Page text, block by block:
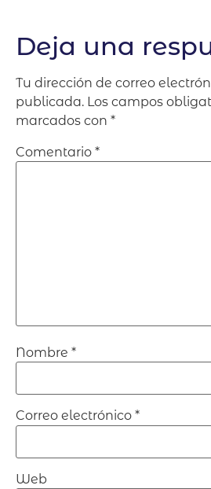
Deja una
Tu dirección de correo
publicada. Los campos
marcados con *
Comentario *
Nombre *
Correo electrónico *
Web